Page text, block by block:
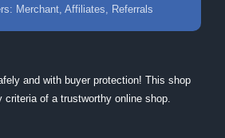
Merchant, Affiliates, Referrals
and with buyer protection! This shop
criteria of a trustworthy online shop.